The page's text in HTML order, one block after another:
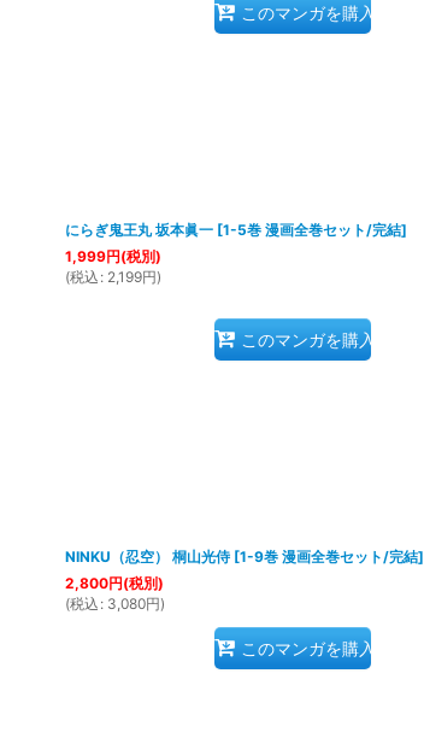
このマンガを購入
にらぎ鬼王丸 坂本眞一 [1-5巻 漫画全巻セット/完結]
1,999円(税別)
(税込 : 2,199円)
このマンガを購入
NINKU（忍空） 桐山光侍 [1-9巻 漫画全巻セット/完結]
2,800円(税別)
(税込 : 3,080円)
このマンガを購入